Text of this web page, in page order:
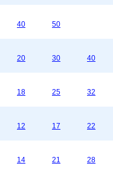
40 50
20 30 40
18 25 32
12 17 22
14 21 28